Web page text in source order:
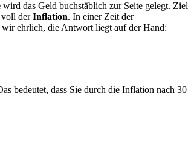
wird das Geld buchstäblich zur Seite gelegt. Ziel
voll derInflation. In einer Zeit der
wir ehrlich, die Antwort liegt auf der Hand:
bedeutet, dass Sie durch die Inflation nach 30